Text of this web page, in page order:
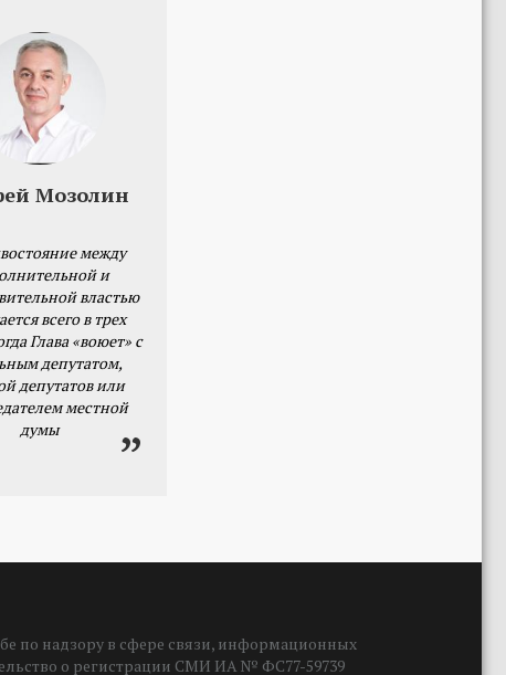
Мозолин
между
и
властью
всего в трех
Глава «воюет» с
депутатом,
депутатов или
местной
думы
по надзору в сфере связи, информационных
о регистрации СМИ ИА № ФС77-59739